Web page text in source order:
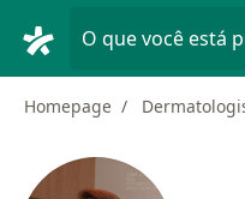
O que você está
Homepage